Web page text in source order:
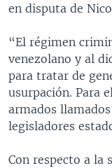
en disputa de
“El régimen
venezolano y al
para tratar de
usurpación. Para
armados
legisladores
Con respecto a la